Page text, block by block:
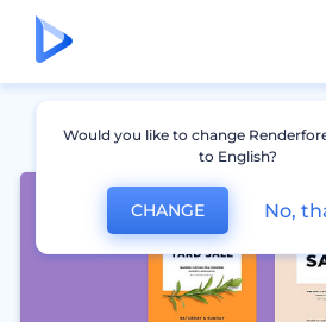
Would you like to change
to English?
CHANGE No,